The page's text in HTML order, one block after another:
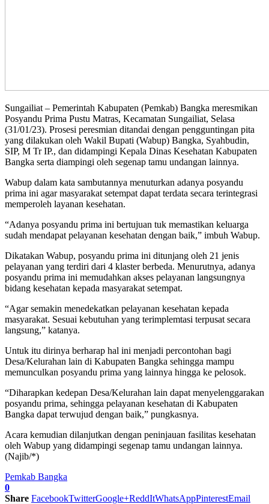
Sungailiat – Pemerintah Kabupaten (Pemkab) Bangka meresmikan
Posyandu Prima Pustu Matras, Kecamatan Sungailiat, Selasa
(31/01/23). Prosesi peresmian ditandai dengan pengguntingan pita
yang dilakukan oleh Wakil Bupati (Wabup) Bangka, Syahbudin,
SIP, M Tr IP., dan didampingi Kepala Dinas Kesehatan Kabupaten
Bangka serta diampingi oleh segenap tamu undangan lainnya.
Wabup dalam kata sambutannya menuturkan adanya posyandu
prima ini agar masyarakat setempat dapat terdata secara terintegrasi
memperoleh layanan kesehatan.
“Adanya posyandu prima ini bertujuan tuk memastikan keluarga
sudah mendapat pelayanan kesehatan dengan baik,” imbuh Wabup.
Dikatakan Wabup, posyandu prima ini ditunjang oleh 21 jenis
pelayanan yang terdiri dari 4 klaster berbeda. Menurutnya, adanya
posyandu prima ini memudahkan akses pelayanan langsungnya
bidang kesehatan kepada masyarakat setempat.
“Agar semakin menedekatkan pelayanan kesehatan kepada
masyarakat. Sesuai kebutuhan yang terimplemtasi terpusat secara
langsung,” katanya.
Untuk itu dirinya berharap hal ini menjadi percontohan bagi
Desa/Kelurahan lain di Kabupaten Bangka sehingga mampu
memunculkan posyandu prima yang lainnya hingga ke pelosok.
“Diharapkan kedepan Desa/Kelurahan lain dapat menyelenggarakan
posyandu prima, sehingga pelayanan kesehatan di Kabupaten
Bangka dapat terwujud dengan baik,” pungkasnya.
Acara kemudian dilanjutkan dengan peninjauan fasilitas kesehatan
oleh Wabup yang didampingi segenap tamu undangan lainnya.
(Najib/*)
Pemkab Bangka
0
Share FacebookTwitterGoogle+ReddItWhatsAppPinterestEmail